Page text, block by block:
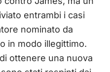
entrambi i casi
nominato da
in modo illegittimo.
ottenere una nuova